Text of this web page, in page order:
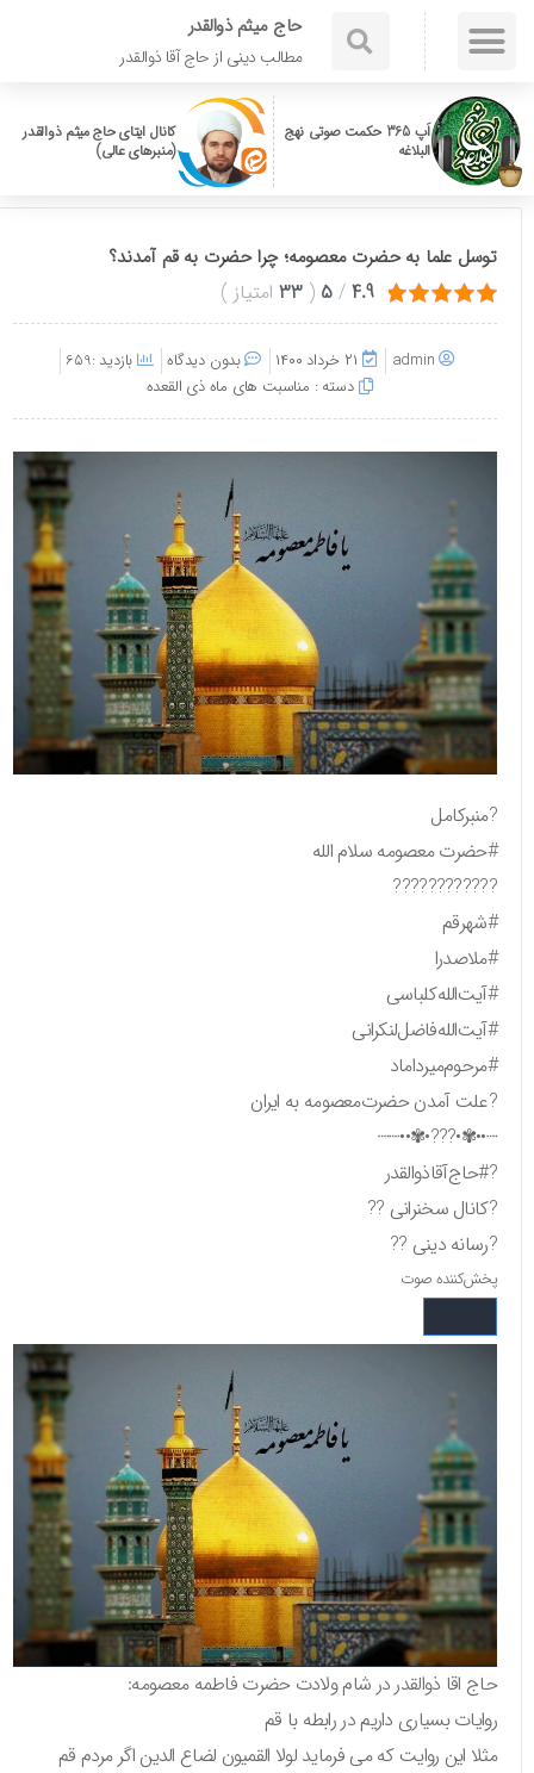
حاج میثم ذوالقدر
مطالب دینی از حاج آقا ذوالقدر
اَپ 365 حکمت صوتی نهج
البلاغه
کانال ایتای حاج میثم ذوالقدر
(منبرهای عالی)
توسل علما به حضرت معصومه؛ چرا حضرت به قم آمدند؟
4.9
/
5
(
33 امتیاز)
admin ۲۱ خرداد ۱۴۰۰ بدون دیدگاه
بازدید :659
دسته :مناسبت های ماه ذی القعده
?منبرکامل
#حضرت معصومه سلام الله
????????????
#شهر‌قم
#ملاصدرا
#آیت‌الله‌کلباسی
#آیت‌الله‌فاضل‌لنکرانی
#مرحوم‌میرداماد
?علت آمدن‌ حضرت‌معصومه‌ به ایران
┈••✾•???•✾••┈┈
?#حاج‌آقا‌ذوالقدر
?کانال سخنرانی ??
?رسانه دینی ??
پخش‌کننده صوت
00:00
حاج اقا ذوالقدر در شام ولادت حضرت فاطمه معصومه:
روایات بسیاری داریم در رابطه با قم
مثلا این روایت که می فرماید لولا القمیون لضاع الدین اگر مردم قم